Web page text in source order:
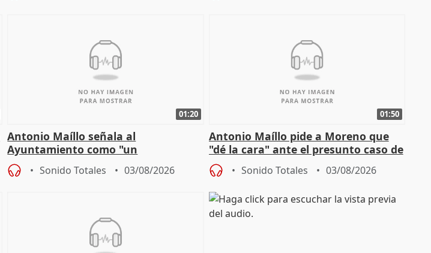
01:20
Antonio Maíllo señala al
Ayuntamiento como "un
especulador más" sobre viviendas de
Jiménez Becerril
Sonido Totales 03/08/2026
01:50
Antonio Maíllo pide a Moreno que
"dé la cara" ante el presunto caso de
acoso del CEO de ADM
Sonido Totales 03/08/2026